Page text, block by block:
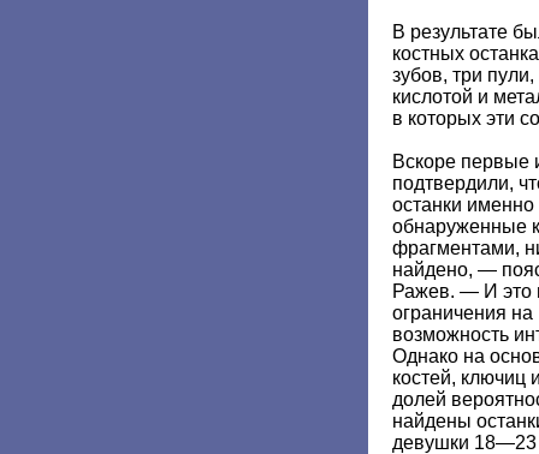
В результате
костных
зубов, три
кислотой и
в которых эти
Вскоре первые
подтвердили,
останки
обнаруженные
фрагментами,
найдено, —
Ражев. — И это
ограничения
возможность
Однако на
костей, ключиц
долей
найдены
девушки 18—23